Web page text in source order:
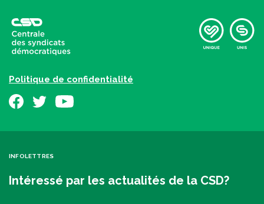
Politique de confidentialité
INFOLETTRES
Intéressé par les actualités de la CSD?